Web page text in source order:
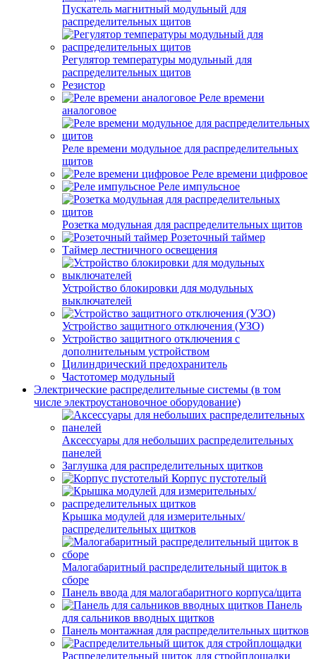
Пускатель магнитный модульный для
распределительных щитов
Регулятор температуры модульный для
распределительных щитов
Резистор
Реле времени
аналоговое
Реле времени модульное для распределительных
щитов
Реле времени цифровое
Реле импульсное
Розетка модульная для распределительных щитов
Розеточный таймер
Таймер лестничного освещения
Устройство блокировки для модульных
выключателей
Устройство защитного отключения (УЗО)
Устройство защитного отключения с
дополнительным устройством
Цилиндрический предохранитель
Частотомер модульный
Электрические распределительные системы (в том
числе электроустановочное оборудование)
Аксессуары для небольших распределительных
панелей
Заглушка для распределительных щитков
Корпус пустотелый
Крышка модулей для измерительных/
распределительных щитков
Малогабаритный распределительный щиток в
сборе
Панель ввода для малогабаритного корпуса/щита
Панель
для сальников вводных щитков
Панель монтажная для распределительных щитков
Распределительный щиток для стройплощадки